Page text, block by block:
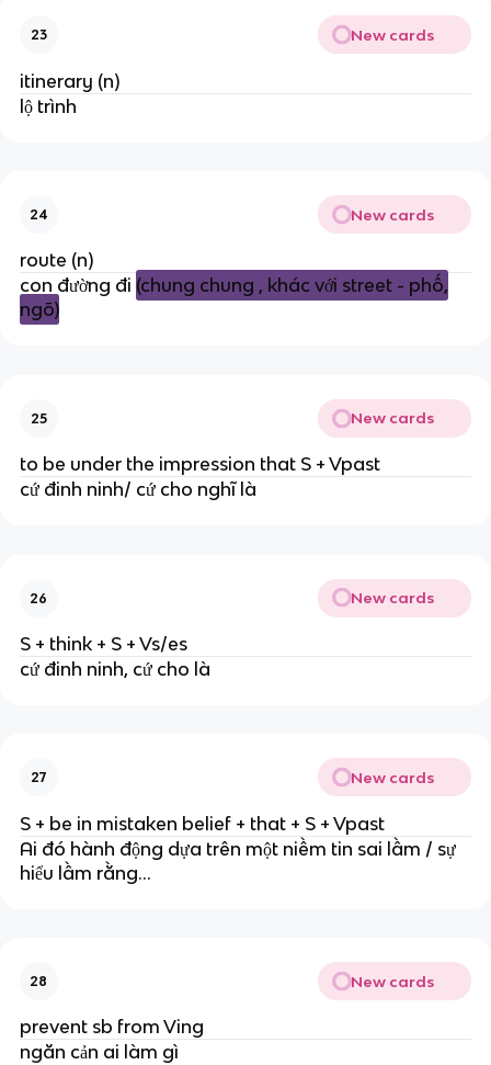
23 New cards
itinerary (n)
lộ trình
24 New cards
route (n)
con đường đi (chung chung , khác với street - phố,
ngõ)
25 New cards
to be under the impression that S + Vpast
cứ đinh ninh/ cứ cho nghĩ là
26 New cards
S + think + S + Vs/es
cứ đinh ninh, cứ cho là
27 New cards
S + be in mistaken belief + that + S + Vpast
Ai đó hành động dựa trên một niềm tin sai lầm / sự
hiểu lầm rằng…
28 New cards
prevent sb from Ving
ngăn cản ai làm gì